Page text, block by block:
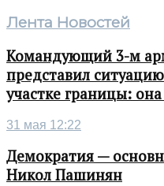
Лента Новостей
Командующий 3-м
представил
участке границы:
31 мая 12:22
Демократия —
Никол Пашинян